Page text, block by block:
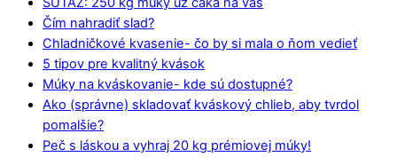
Čím nahradiť slad?
Chladničkové kvasenie- čo by si mala o ňom vedieť
5 tipov pre kvalitný kvások
Múky na kváskovanie- kde sú dostupné?
Ako (správne) skladovať kváskový chlieb, aby tvrdol
pomalšie?
Peč s láskou a vyhraj 20 kg prémiovej múky!